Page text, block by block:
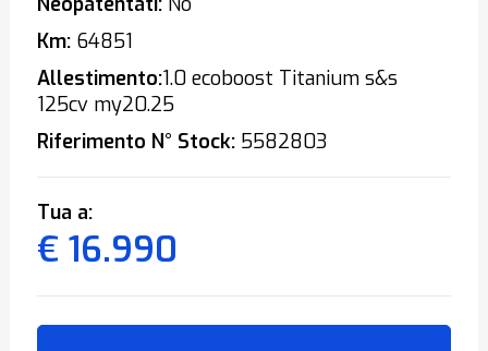
Km:64851
Allestimento:1.0 ecoboost Titanium s&s
125cv my20.25
Riferimento N° Stock:5582803
Tua a:
€ 16.990